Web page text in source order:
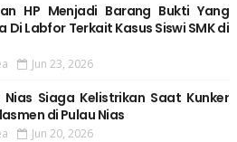
HP Menjadi Barang Bukti Yang
Di Labfor Terkait Kasus Siswi SMK di
Jun 23, 2026
Nias Siaga Kelistrikan Saat Kunker
di Pulau Nias
Jun 20, 2026